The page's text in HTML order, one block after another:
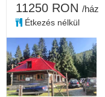
11250 RON /ház
Étkezés nélkül